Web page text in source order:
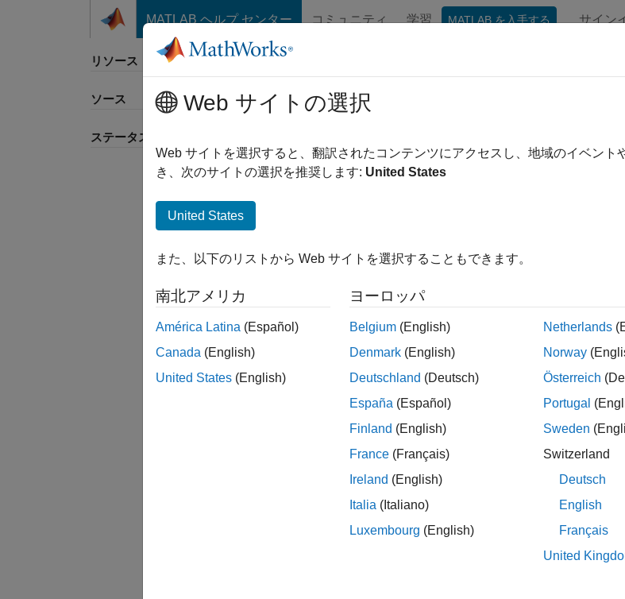
コンテンツへスキップ
MATLAB ヘルプ センター コミュニティ 学習 MATLAB を入手する サイン
リソース
ソース
ステータス
並べ替え
Web サイトの選択
Web サイトを選択すると、翻訳されたコンテンツにアクセスし、地域のイベン
き、次のサイトの選択を推奨します: United States
United States
また、以下のリストから Web サイトを選択することもできます。
南北アメリカ
América Latina (Español)
Canada (English)
United States (English)
ヨーロッパ
Belgium (English)
Denmark (English)
Deutschland (Deutsch)
España (Español)
Finland (English)
France (Français)
Ireland (English)
Italia (Italiano)
Luxembourg (English)
Netherlands
Norway
Österreich
Portugal
Sweden
Switzerland
Deutsch
English
Français
United